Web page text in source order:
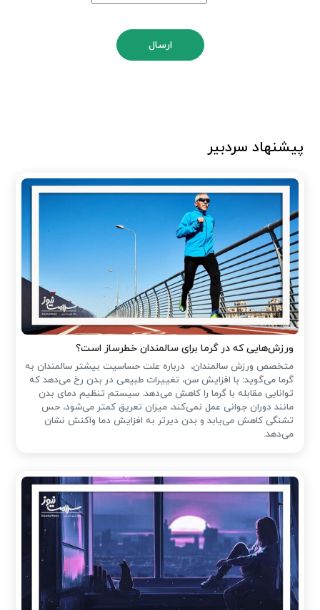
ارسال
پیشنهاد سردبیر
ورزش‌هایی که در گرما برای سالمندان خطرساز است؟
متخصص ورزش سالمندان، درباره علت حساسیت بیشتر سالمندان به
گرما می‌گوید: با افزایش سن، تغییرات طبیعی در بدن رخ می‌دهد که
توانایی مقابله با گرما را کاهش می‌دهد. سیستم تنظیم دمای بدن
مانند دوران جوانی عمل نمی‌کند، میزان تعریق کمتر می‌شود، حس
تشنگی کاهش می‌یابد و بدن دیرتر به افزایش دما واکنش نشان
می‌دهد.